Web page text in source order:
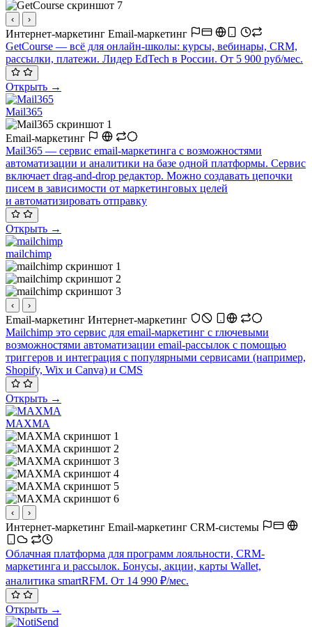
‹ ›
Интернет-маркетинг Email-маркетинг
GetCourse — всё для онлайн-школы: курсы, вебинары, CRM,
рассылки, платежи. Лидер EdTech в России. От 5 900 руб/мес.
Открыть →
Mail365
Email-маркетинг
Mail365 — сервис email-маркетинга с возможностями
автоматизации и аналитики на базе одной платформы. Сервис
включает drag-and-drop редактор. Можно создавать цепочки
писем в зависимости от маркетинговых целей
и автоматизировать отправку
Открыть →
mailchimp
‹ ›
Email-маркетинг Интернет-маркетинг
Mailchimp это сервис для email-маркетинг c rлючевыми
возможностями автоматизации email-рассылок с помощью
триггеров и интеграция с популярными сервисами (например,
Shopify, Wix и Canva) и CMS
Открыть →
MAXMA
‹ ›
Интернет-маркетинг Email-маркетинг CRM-системы
Облачная платформа для программ лояльности, CRM-
маркетинга и рассылок. Бонусы, акции, карты Wallet,
аналитика smartRFM. От 14 990 ₽/мес.
Открыть →